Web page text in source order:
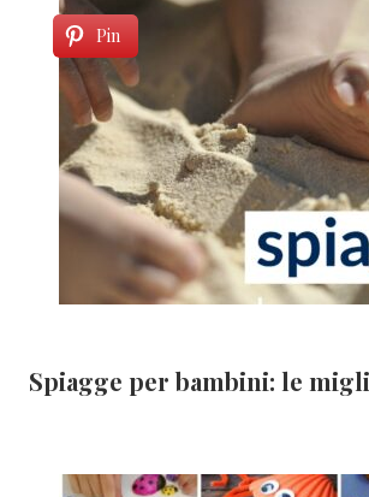
Pin
Spiagge per bambini: le